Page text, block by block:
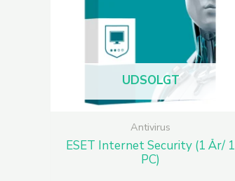
UDSOLGT
Antivirus
ESET Internet Security (1 År/ 1
PC)